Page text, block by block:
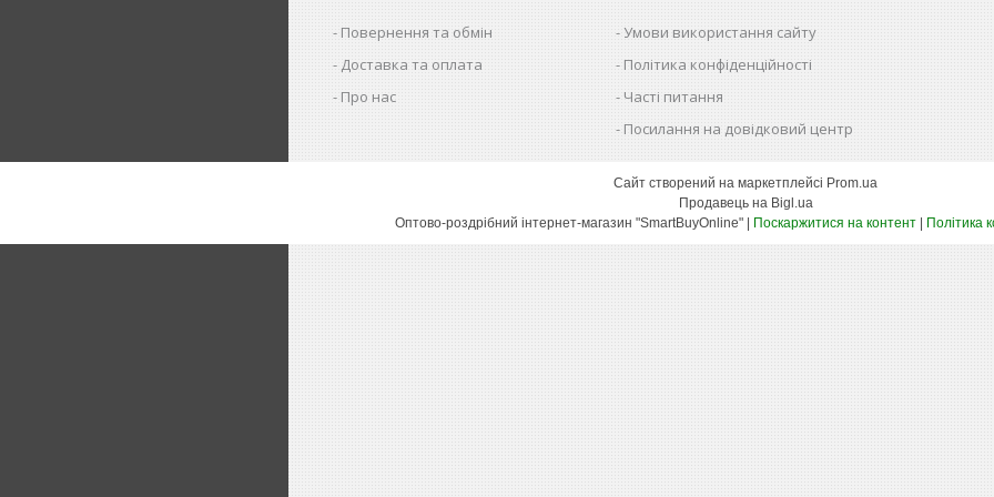
Повернення та обмін
Доставка та оплата
Про нас
Умови використання сайту
Політика конфіденційності
Часті питання
Посилання на довідковий центр
Сайт створений на маркетплейсі Prom.ua
Продавець на Bigl.ua
Поскаржитися на контент Політика